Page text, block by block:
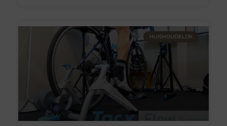
HUISHOUDELIJK